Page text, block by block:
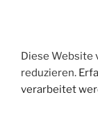
Diese Website
reduzieren.
verarbeitet